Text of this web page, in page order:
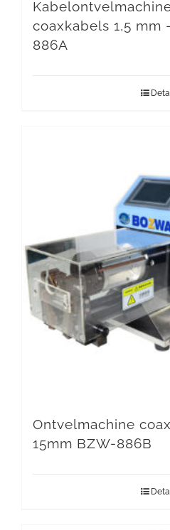
coaxkabels 1,5 mm
886A
Ontvelmachine
15mm BZW-886B